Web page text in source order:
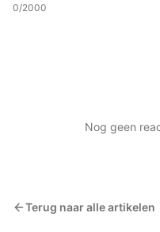
0/2000
Nog geen
Terug naar alle artikelen